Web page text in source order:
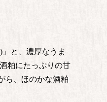
と、濃厚なうま
粕にたっぷりの甘
ら、ほのかな酒粕